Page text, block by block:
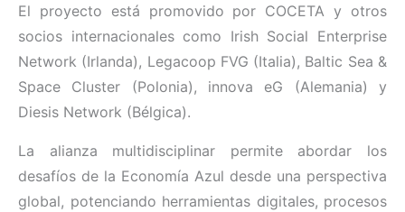
El proyecto está promovido por COCETA y otros
socios internacionales como Irish Social Enterprise
Network (Irlanda), Legacoop FVG (Italia), Baltic Sea &
Space Cluster (Polonia), innova eG (Alemania) y
Diesis Network (Bélgica).
La alianza multidisciplinar permite abordar los
desafíos de la Economía Azul desde una perspectiva
global, potenciando herramientas digitales, procesos